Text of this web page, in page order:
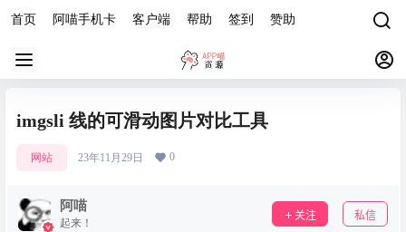
首页 阿喵手机卡 客户端 帮助 签到 赞助
imgsli 线的可滑动图片对比工具
网站 23年11月29日 0
阿喵
起来！
关注 私信